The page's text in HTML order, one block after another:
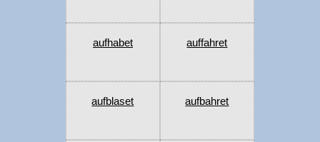
aufhabet auffahret
aufblaset aufbahret